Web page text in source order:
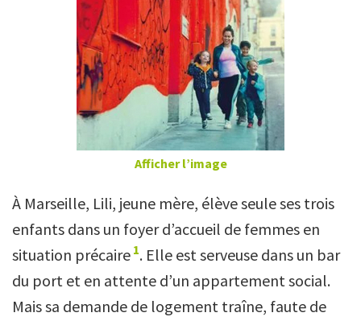
Afficher l’image
À Marseille, Lili, jeune mère, élève seule ses trois
enfants dans un foyer d’accueil de femmes en
situation précaire 1. Elle est serveuse dans un bar
du port et en attente d’un appartement social.
Mais sa demande de logement traîne, faute de